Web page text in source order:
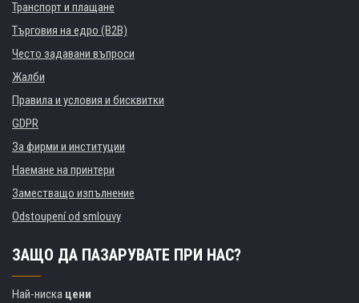
Транспорт и плащане
Търговия на едро (B2B)
Често задавани въпроси
Жалби
Правила и условия и бисквитки
GDPR
За фирми и институции
Наемане на принтери
Заместващо изпълнение
Odstoupení od smlouvy
ЗАЩО ДА ПАЗАРУВАТЕ ПРИ НАС?
Най-ниска цени